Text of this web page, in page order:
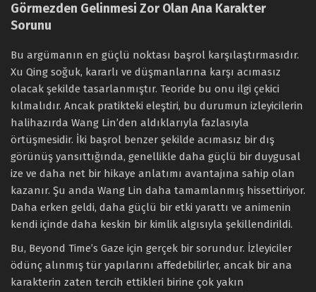
Görmezden Gelinmesi Zor Olan Ana Karakter
Sorunu
Bu argümanın en güçlü noktası başrol karşılaştırmasıdır.
Xu Qing soğuk, kararlı ve düşmanlarına karşı acımasız
olacak şekilde tasarlanmıştır. Teoride bu onu ilgi çekici
kılmalıdır. Ancak pratikteki eleştiri, bu durumun izleyicilerin
halihazırda Wang Lin’den aldıklarıyla fazlasıyla
örtüşmesidir. İki başrol benzer şekilde acımasız bir dış
görünüş yansıttığında, genellikle daha güçlü bir duygusal
ize ve daha net bir hikaye anlatımı avantajına sahip olan
kazanır. Şu anda Wang Lin daha tamamlanmış hissettiriyor.
Daha erken geldi, daha güçlü bir etki yarattı ve animenin
kendi içinde daha keskin bir kimlik algısıyla şekillendirildi.
Bu, Beyond Time’s Gaze için gerçek bir sorundur. İzleyiciler
ödünç alınmış tür yapılarını affedebilirler, ancak bir ana
karakterin zaten tercih ettikleri birine çok yakın